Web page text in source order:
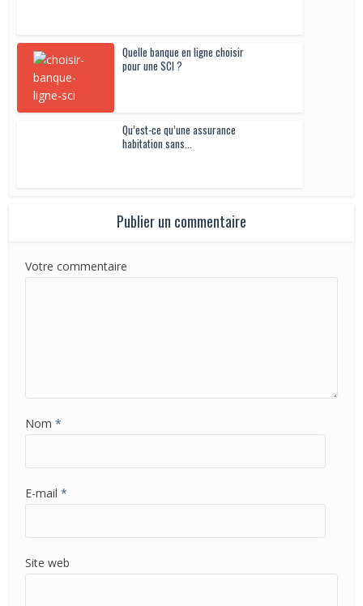
Quelle banque en ligne choisir
pour une SCI ?
Qu’est-ce qu’une assurance
habitation sans...
Publier un commentaire
Votre commentaire
Nom*
E-mail*
Site web